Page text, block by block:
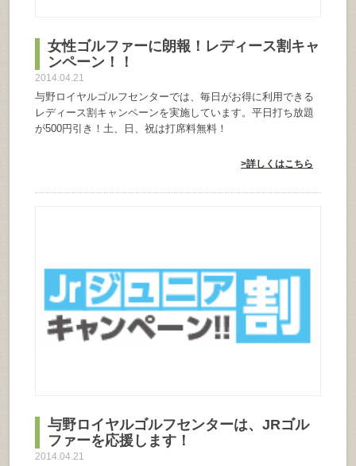
女性ゴルファーに朗報！レディース割キャ
ンペーン！！
2014.04.21
与野ロイヤルゴルフセンターでは、毎日がお得に利用できる
レディース割キャンペーンを実施しています。平日打ち放題
が500円引き！土、日、祝は打席料無料！
>詳しくはこちら
与野ロイヤルゴルフセンターは、JRゴル
ファーを応援します！
2014.04.21